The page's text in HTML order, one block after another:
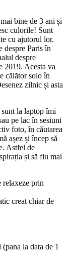
bine de 3 ani și
culorile! Sunt
cu ajutorul lor.
despre Paris în
despre
2019. Acesta va
călător solo în
zilnic și asta
la laptop îmi
pe lac în sesiuni
foto, în căutarea
așez și încep să
Astfel de
și să fiu mai
relaxeze prin
creat chiar de
la data de 1